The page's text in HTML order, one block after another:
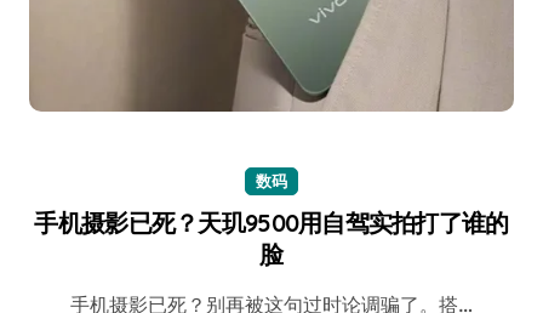
数码
手机摄影已死？天玑9500用自驾实拍打了谁的
脸
手机摄影已死？别再被这句过时论调骗了。搭…